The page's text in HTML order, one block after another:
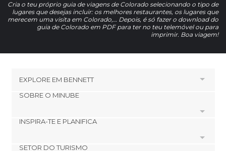
Cria o teu próprio guia de viagens de Colorado selecionando o tipo de
lugares que desejas incluir: os melhores restaurantes, os lugares que
merecem uma visita em Colorado,… Depois, é só fazer o download do
guia de Colorado em PDF para ter no teu telemóvel ou para
imprimir. Boa viagem!
EXPLORE EM BENNETT
Hotéis em Commerce City
Hotéis em Lone Tree
SOBRE O MINUBE
Cookies
INSPIRA-TE E PLANIFICA
SETOR DO TURISMO